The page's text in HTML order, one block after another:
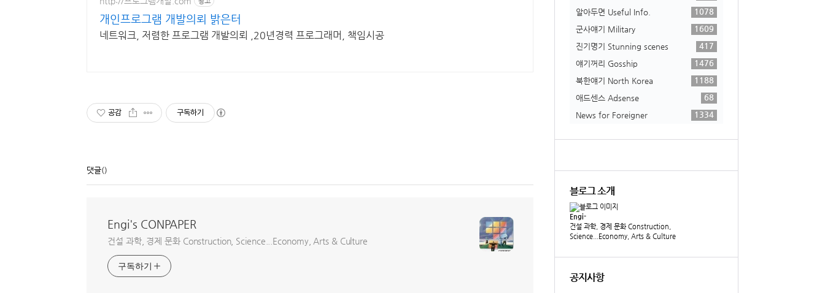
개인프로그램 개발의뢰 밝은터
네트워크, 저렴한 프로그램 개발의뢰 ,20년경력 프로그래머, 책임시공
공감 구독하기
댓글()
Engi's CONPAPER
건설 과학, 경제 문화 Construction, Science...Economy, Arts & Culture
구독하기
알아두면 Useful Info.
1078
군사얘기 Military
1609
진기명기 Stunning scenes
417
얘기꺼리 Gosship
1476
북한얘기 North Korea
1188
애드센스 Adsense
68
News for Foreigner
1334
블로그 소개
Engi-
건설 과학, 경제 문화 Construction,
Science...Economy, Arts & Culture
공지사항